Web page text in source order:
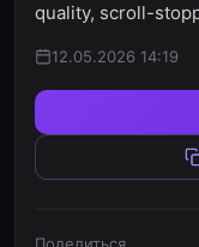
quality, scroll-
12.05.2026 14:19